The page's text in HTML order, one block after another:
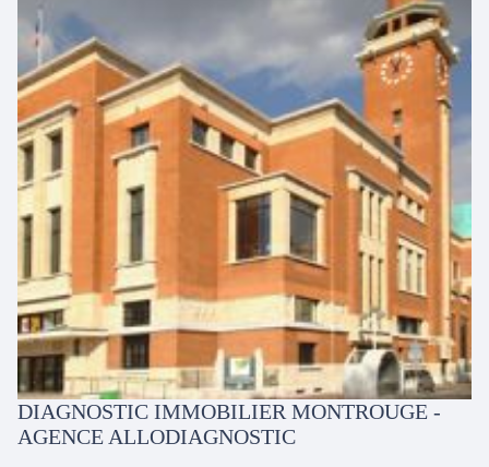
DIAGNOSTIC IMMOBILIER MONTROUGE -
AGENCE ALLODIAGNOSTIC